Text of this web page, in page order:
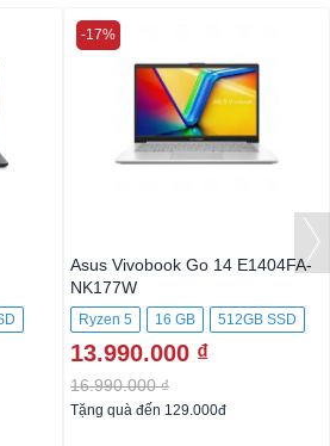
Asus Vivobook Go 14 E1404FA-
NK177W
Ryzen 5 16 GB 512GB SSD
13.990.000 ₫
16.990.000 ₫
-17%
Tặng quà đến 129.000đ